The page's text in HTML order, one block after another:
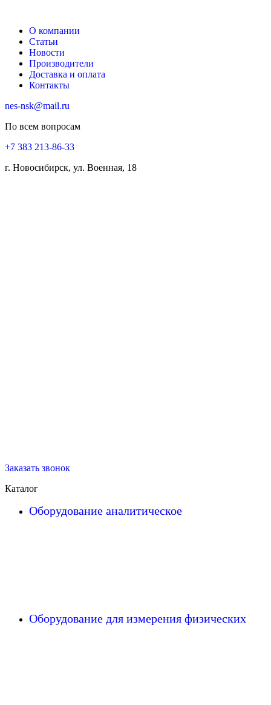
О компании
Статьи
Новости
Производители
Доставка и оплата
Контакты
nes-nsk@mail.ru
По всем вопросам
+7 383 213-86-33
г. Новосибирск, ул. Военная, 18
Заказать звонок
Каталог
Оборудование аналитическое
Оборудование для измерения физических